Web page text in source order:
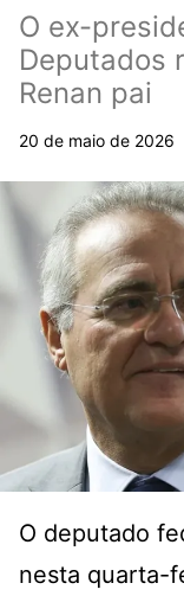
O ex-
Deputados
Renan pai
20 de maio de 2026
O deputado
nesta quarta-